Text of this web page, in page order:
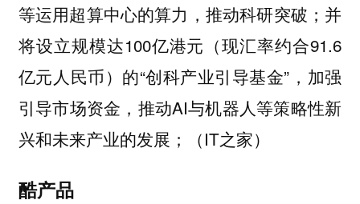
等运用超算中心的算力，推动科研突破；并
将设立规模达100亿港元（现汇率约合91.6
亿元人民币）的“创科产业引导基金”，加强
引导市场资金，推动AI与机器人等策略性新
兴和未来产业的发展；（IT之家）
酷产品